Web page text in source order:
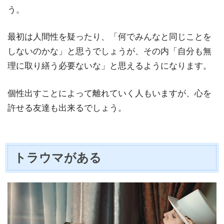
う。
最初は人間性を疑ったり、「何でみんなと同じことを
しないのかな」と思うでしょうが、その内「自分も無
理に取り繕う必要ないな」と思えるようになります。
個性出すことによって離れていく人もいますが、心を
許せる友達も出来るでしょう。
トラウマがある